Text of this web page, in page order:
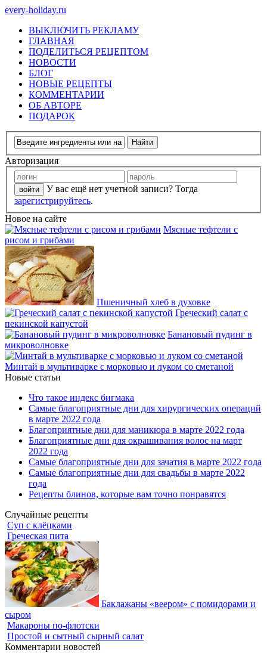
every-holiday.ru
ВЫКЛЮЧИТЬ РЕКЛАМУ
ГЛАВНАЯ
ПОДЕЛИТЬСЯ РЕЦЕПТОМ
НОВОСТИ
БЛОГ
НОВЫЕ РЕЦЕПТЫ
КОММЕНТАРИИ
ОБ АВТОРЕ
ПОДАРОК
Авторизация
У вас ещё нет учетной записи? Тогда
зарегистрируйтесь.
Новое на сайте
Мясные тефтели с
рисом и грибами
Пшеничный хлеб в духовке
Греческий салат с
пекинской капустой
Банановый пудинг в
микроволновке
Минтай в мультиварке с морковью и луком со сметаной
Новые статьи
Что такое индекс бигмака
Самые благоприятные дни для хирургических операций
в марте 2022 года
Благоприятные дни для маникюра в марте 2022 года
Благоприятные дни для окрашивания волос на март
2022 года
Самые благоприятные дни для зачатия в марте 2022 года
Самые благоприятные дни для свадьбы в марте 2022
года
Рецепты блинов, которые вам точно понравятся
Случайные рецепты
Суп с клёцками
Греческая пита
Баклажаны «веером» с помидорами и
сыром
Макароны по-флотски
Простой и сытный сырный салат
Комментарии новостей